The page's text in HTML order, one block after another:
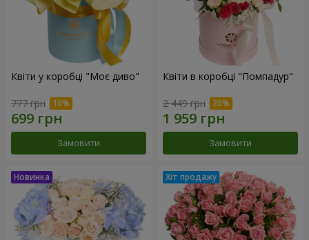
Квіти у коробці "Моє диво"
777 грн
Замовити
Квіти в коробці "Помпадур"
2 449 грн
Замовити